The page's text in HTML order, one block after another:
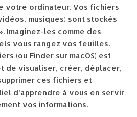
votre ordinateur. Vos fichiers
musiques) sont stockés
Imaginez-les comme des
vous rangez vos feuilles.
(ou Finder sur macOS) est
de visualiser, créer, déplacer,
ces fichiers et
d’apprendre à vous en servir
vos informations.